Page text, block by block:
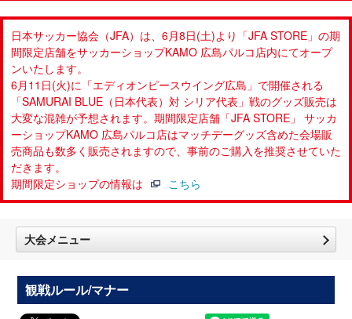
日本サッカー協会（JFA）は、6月8日(土)より「JFA STORE」の期
間限定店舗をサッカーショップKAMO 広島パルコ店内にてオープ
ンいたします。
6月11日(火)に「エディオンピースウイング広島」で開催される
「SAMURAI BLUE（日本代表）対 シリア代表」戦のグッズ販売は
大変な混雑が予想されます。期間限定店舗「JFA STORE」 サッカ
ーショップKAMO 広島パルコ店はマッチデーグッズ含めた会場販
売商品も数多く販売されますので、事前のご購入を推奨させていた
だきます。
期間限定ショップの情報は
こちら
大会メニュー
観戦ルール/マナー